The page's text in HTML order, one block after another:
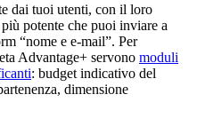
dai tuoi utenti, con il loro
potente che puoi inviare a
“nome e e-mail”. Per
Advantage+ servono moduli
: budget indicativo del
dimensione